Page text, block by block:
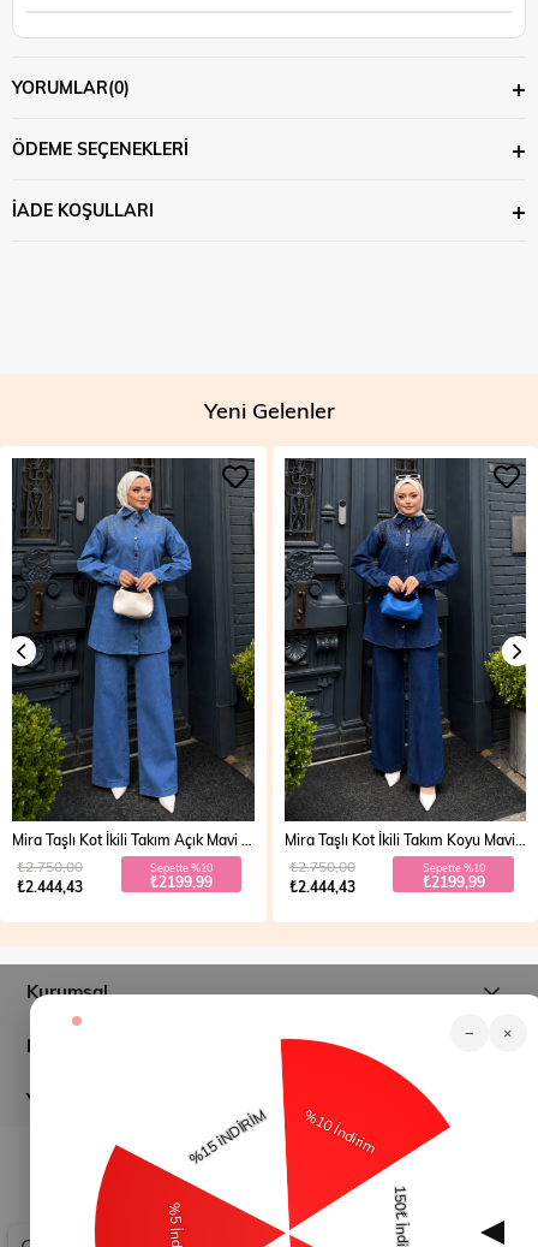
YORUMLAR(0)
ÖDEME SEÇENEKLERI
İADE KOŞULLARI
Yeni Gelenler
₺2.444,43
₺2.750,00 Sepette %10
₺2199,99
Mira Taşlı Kot İkili Takım Koyu Mavi 19286
₺2.444,43
₺2.750,00 Sepette %10
₺2199,99
Kurumsal
Müşteri İlişkileri
Yardım
modamihram.com - Tüm Hakları Saklıdır.
− ×